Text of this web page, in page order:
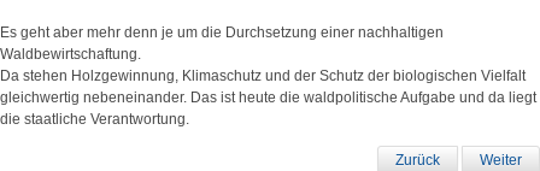
Es geht aber mehr denn je um die Durchsetzung einer nachhaltigen
Waldbewirtschaftung.
Da stehen Holzgewinnung, Klimaschutz und der Schutz der biologischen Vielfalt
gleichwertig nebeneinander. Das ist heute die waldpolitische Aufgabe und da liegt
die staatliche Verantwortung.
Zurück Weiter